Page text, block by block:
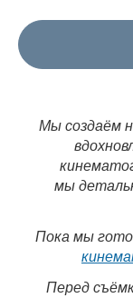
Мы создаём
мы
Пока мы
Перед